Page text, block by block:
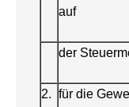
auf
der
2. für die